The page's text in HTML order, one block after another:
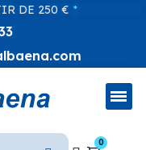
DE 250 € *